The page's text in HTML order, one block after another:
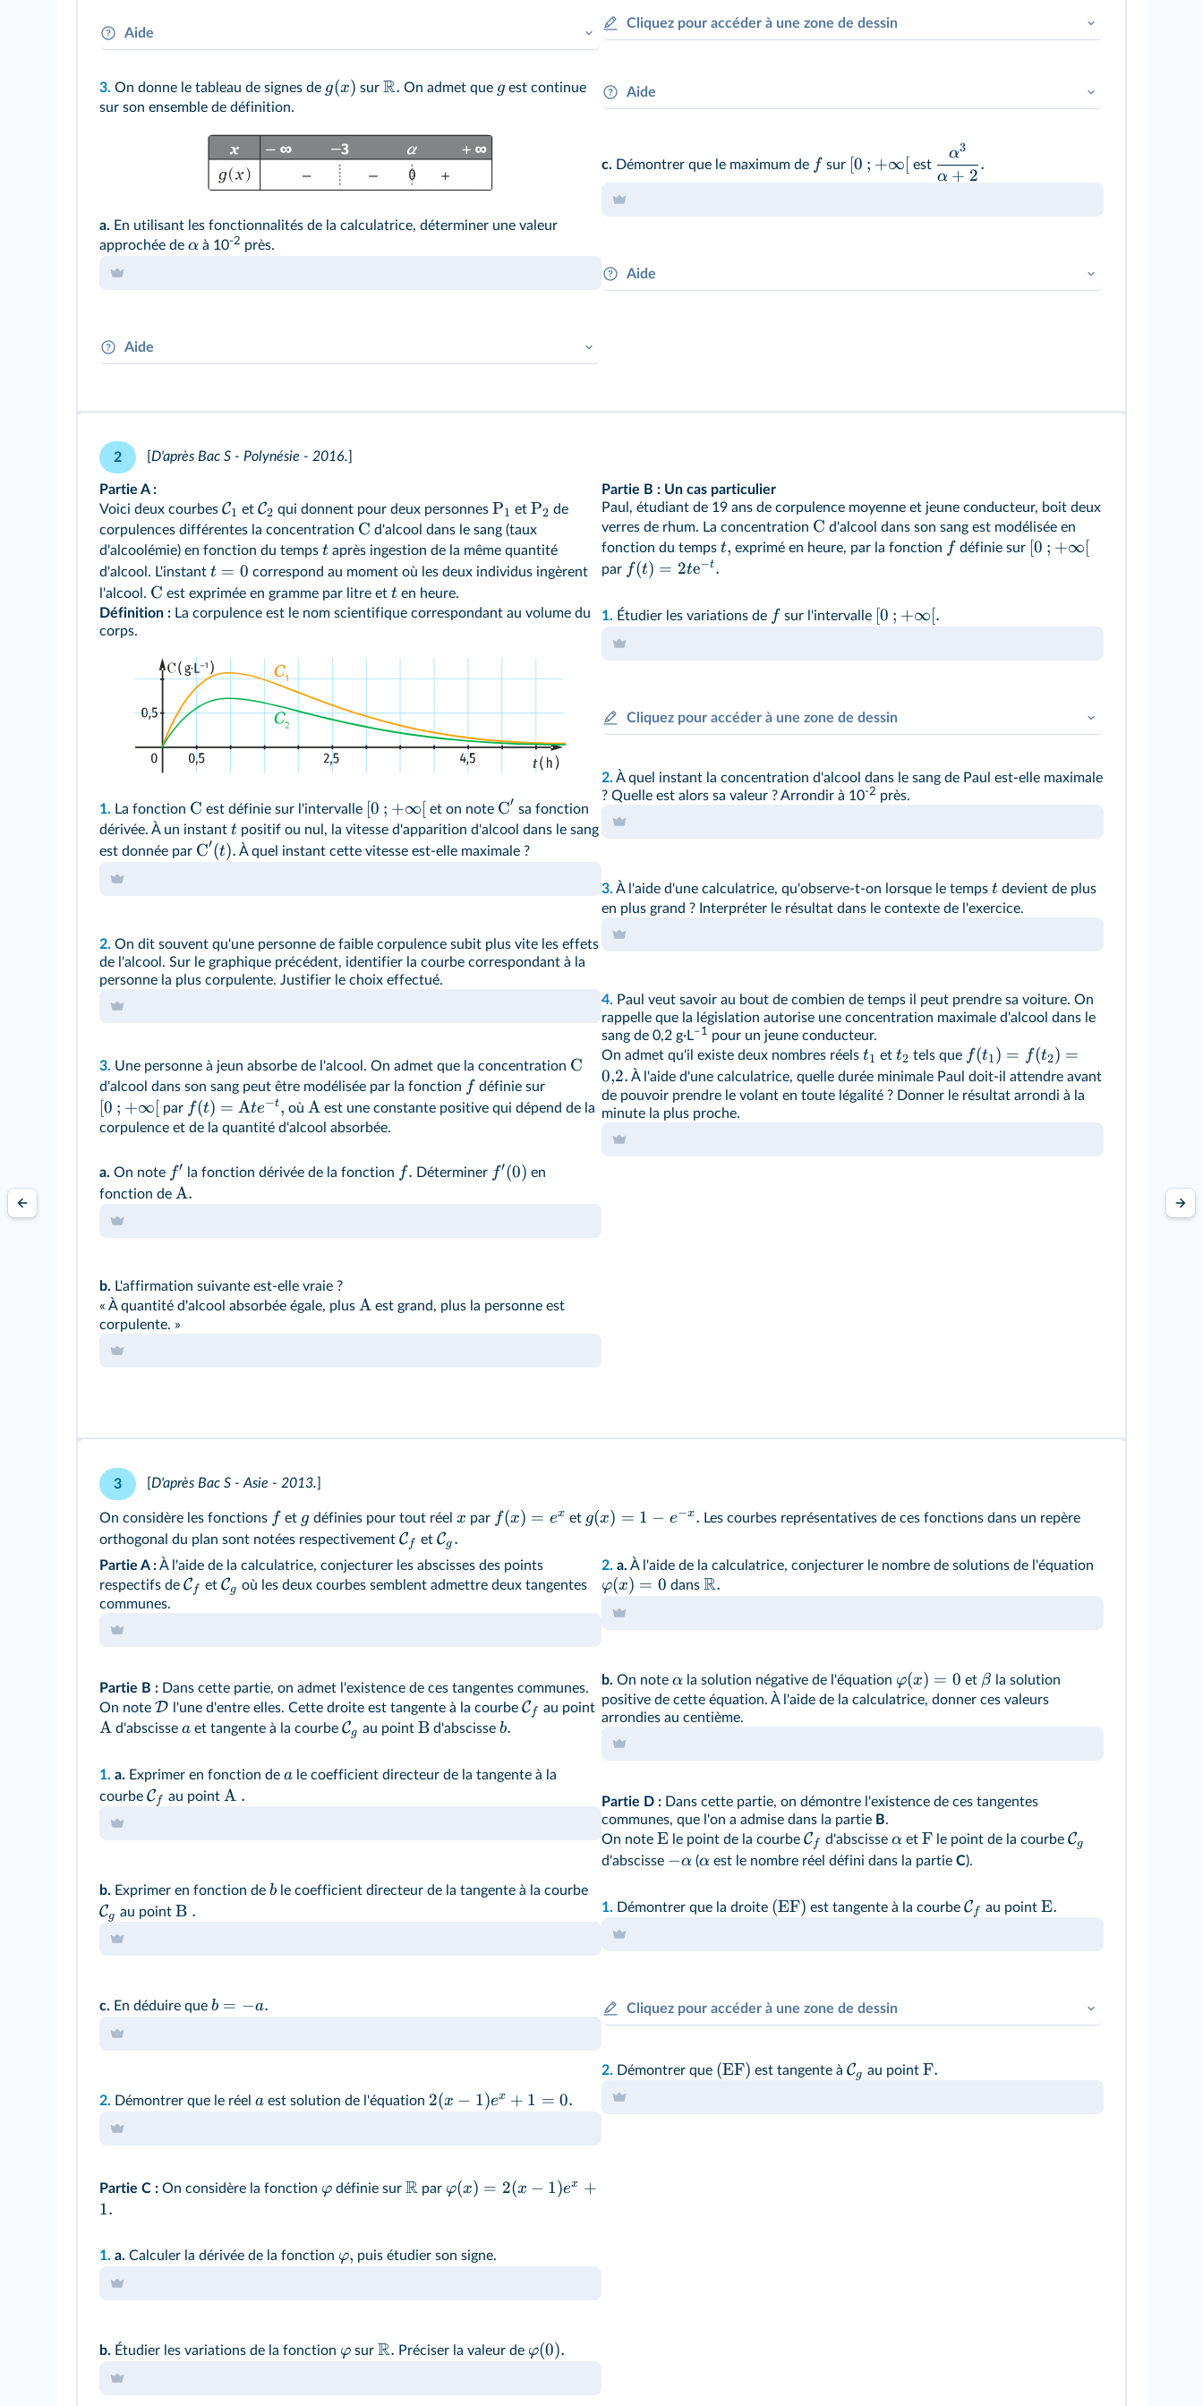
Aide
résoudreune inéquation et une équation.
3. On donne le tableau de signes de g(x) sur R. On admet que g est continue
sur son ensemble de définition.
a. En utilisant les fonctionnalités de la calculatrice, déterminer une valeur
approchée de α à 10-2 près.
Aide
de valeurs. On détermine un premier encadrement deαà l'unité puis, à
Cliquez pour accéder à une zone de dessin
Aide
dérivée. On peut alors
représenter les variations de fdans un tableau par
c. Démontrer que le maximum de f sur [0 ; +∞[ est
α + 2
α3
.
Aide
2 D'après Bac S - Polynésie - 2016.
Partie A :
Voici deux courbes C1 etC2 qui donnent pour deux personnesP1 etP2 de
corpulences différentes la concentration C d'alcool dans le sang (taux
d'alcoolémie) en fonction du temps t après ingestion de la même quantité
d'alcool. L'instant t = 0 correspond au moment où les deux individus ingèrent
l'alcool. C est exprimée en gramme par litre et t en heure.
Définition : La corpulence est le nom scientifique correspondant au volume du
corps.
1. La fonction C est définie sur l'intervalle [0 ; +∞[ et on note C′ sa fonction
dérivée. À un instant t positif ou nul, la vitesse d'apparition d'alcool dans le sang
est donnée par C′(t). À quel instant cette vitesse est-elle maximale ?
2. On dit souvent qu'une personne de faible corpulence subit plus vite les effets
de l'alcool. Sur le graphique précédent, identifier la courbe correspondant à la
personne la plus corpulente. Justifier le choix effectué.
3. Une personne à jeun absorbe de l'alcool. On admet que la concentration C
d'alcool dans son sang peut être modélisée par la fonction f définie sur
[0 ; +∞[ par f(t) = Ate−t, où A est une constante positive qui dépend de la
corpulence et de la quantité d'alcool absorbée.
a. On note f′ la fonction dérivée de la fonction f. Déterminer f′(0) en
fonction de A.
b. L'affirmation suivante est-elle vraie ?
« À quantité d'alcool absorbée égale, plus A est grand, plus la personne est
corpulente. »
Partie B : Un cas particulier
Paul, étudiant de 19 ans de corpulence moyenne et jeune conducteur, boit deux
verres de rhum. La concentration C d'alcool dans son sang est modélisée en
fonction du temps t, exprimé en heure, par la fonction f définie sur [0 ; +∞[
par f(t) = 2te−t.
1. Étudier les variations de f sur l'intervalle [0 ; +∞[.
Cliquez pour accéder à une zone de dessin
2. À quel instant la concentration d'alcool dans le sang de Paul est-elle maximale
? Quelle est alors sa valeur ? Arrondir à 10-2 près.
3. À l'aide d'une calculatrice, qu'observe-t-on lorsque le temps t devient de plus
en plus grand ? Interpréter le résultat dans le contexte de l'exercice.
4. Paul veut savoir au bout de combien de temps il peut prendre sa voiture. On
rappelle que la législation autorise une concentration maximale d'alcool dans le
sang de 0,2 g·L–1 pour un jeune conducteur.
On admet qu'il existe deux nombres réels t1 et t2 tels que f(t1) = f(t2) =
0,2. À l'aide d'une calculatrice, quelle durée minimale Paul doit-il attendre avant
de pouvoir prendre le volant en toute légalité ? Donner le résultat arrondi à la
minute la plus proche.
3 D'après Bac S - Asie - 2013.
On considère les fonctions f et g définies pour tout réel x par f(x) = ex et g(x) = 1 − e−x. Les courbes représentatives de ces fonctions dans un repère
orthogonal du plan sont notées respectivement Cf etCg .
Partie A :À l'aide de la calculatrice, conjecturer les abscisses des points
respectifs de Cf etCg où les deux courbes semblent admettre deux tangentes
communes.
Partie B : Dans cette partie, on admet l'existence de ces tangentes communes.
On note D l'une d'entre elles. Cette droite est tangente à la courbe Cf au point
A d'abscisse a et tangente à la courbe Cg au point B d'abscisseb.
1. a. Exprimer en fonction de a le coefficient directeur de la tangente à la
courbe Cf au point A .
b. Exprimer en fonction de b le coefficient directeur de la tangente à la courbe
Cg au point B .
c. En déduire que b = −a.
2. Démontrer que le réel a est solution de l'équation 2(x − 1)ex + 1 = 0.
Partie C : On considère la fonction φ définie sur R par φ(x) = 2(x − 1)ex +
1.
1. a. Calculer la dérivée de la fonction φ, puis étudier son signe.
b. Étudier les variations de la fonction φ sur R. Préciser la valeur de φ(0).
2. a. À l'aide de la calculatrice, conjecturer le nombre de solutions de l'équation
φ(x) = 0 dans R.
b. On note α la solution négative de l'équation φ(x) = 0 et β la solution
positive de cette équation. À l'aide de la calculatrice, donner ces valeurs
arrondies au centième.
Partie D : Dans cette partie, on démontre l'existence de ces tangentes
communes, que l'on a admise dans la partie B.
On note E le point de la courbe Cf d'abscisseα et F le point de la courbeCg
d'abscisse −α (α est le nombre réel défini dans la partieC).
1. Démontrer que la droite (EF) est tangente à la courbe Cf au point E.
Cliquez pour accéder à une zone de dessin
2. Démontrer que (EF) est tangente à Cg au point F.